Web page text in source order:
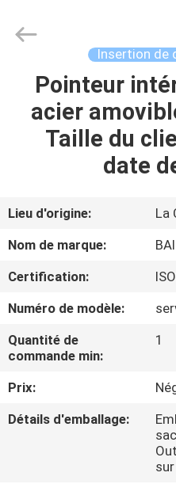
MAISON
PRODUITS
SUJET
DE
NOUS
VISITE
D'USINE
CONTRÔLE
DE
Baitong
Precision
Insertion de
Pointeur
acier
Taille du
date
Lieu d'origine:
La
Nom de marque:
Certification:
Numéro de modèle:
Quantité de
commande min:
1
Prix:
Détails d'emballage: